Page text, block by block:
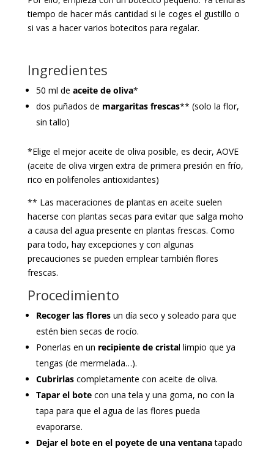
tiempo de hacer más cantidad si le coges el gustillo o
si vas a hacer varios botecitos para regalar.
Ingredientes
50 ml de aceite de oliva*
dos puñados de margaritas frescas** (solo la flor,
sin tallo)
*Elige el mejor aceite de oliva posible, es decir, AOVE
(aceite de oliva virgen extra de primera presión en frío,
rico en polifenoles antioxidantes)
** Las maceraciones de plantas en aceite suelen
hacerse con plantas secas para evitar que salga moho
a causa del agua presente en plantas frescas. Como
para todo, hay excepciones y con algunas
precauciones se pueden emplear también flores
frescas.
Procedimiento
Recoger las floresun día seco y soleado para que
estén bien secas de rocío.
Ponerlas en un recipiente de cristal limpio que ya
tengas (de mermelada…).
Cubrirlascompletamente con aceite de oliva.
Tapar el botecon una tela y una goma, no con la
tapa para que el agua de las flores pueda
evaporarse.
Dejar el bote en el poyete de una ventanatapado